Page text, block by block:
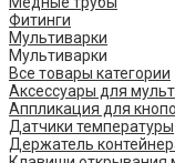
Фитинги
Мультиварки
Мультиварки
Все товары категории
Аксессуары для
Аппликация для
Датчики температуры
Держатель